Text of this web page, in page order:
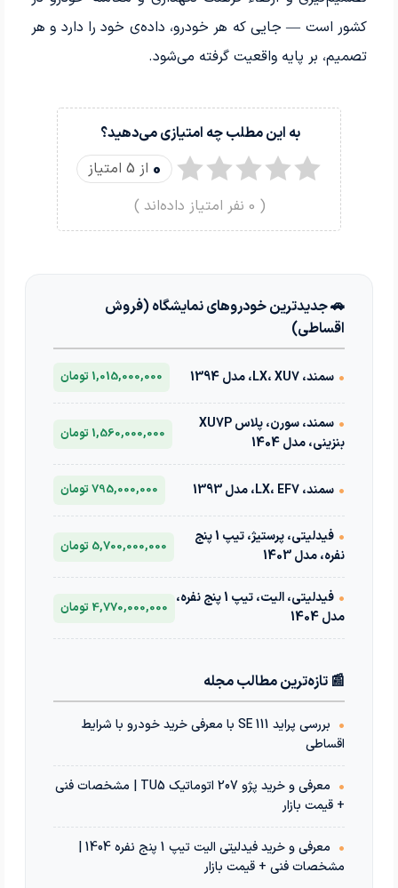
کشور است — جایی که هر خودرو، داده‌ی خود را دارد و هر
تصمیم، بر پایه واقعیت گرفته می‌شود.
به این مطلب چه امتیازی می‌دهید؟
0 از 5 امتیاز
(
0 نفر امتیاز داده‌اند )
🚗 جدیدترین خودروهای نمایشگاه (فروش
اقساطی)
• سمند، LX، XU7، مدل 1394 1,015,000,000 تومان
•
سمند، سورن، پلاس XU7P
بنزینی، مدل 1404
1,560,000,000 تومان
• سمند، LX، EF7، مدل 1393 795,000,000 تومان
•
فیدلیتی، پرستیژ، تیپ 1 پنج
نفره، مدل 1403
5,700,000,000 تومان
•
فیدلیتی، الیت، تیپ 1 پنج نفره،
مدل 1404
4,770,000,000 تومان
📰 تازه‌ترین مطالب مجله
•
بررسی پراید 111 SE با معرفی خرید خودرو با شرایط
اقساطی
•
معرفی و خرید پژو 207 اتوماتیک TU5 | مشخصات فنی
+ قیمت بازار
•
معرفی و خرید فیدلیتی الیت تیپ 1 پنج نفره 1404 |
مشخصات فنی + قیمت بازار